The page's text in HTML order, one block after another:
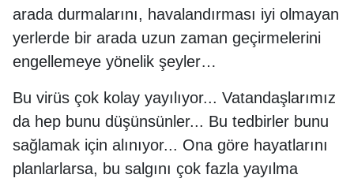
arada durmalarını, havalandırması iyi olmayan
yerlerde bir arada uzun zaman geçirmelerini
engellemeye yönelik şeyler…
Bu virüs çok kolay yayılıyor... Vatandaşlarımız
da hep bunu düşünsünler... Bu tedbirler bunu
sağlamak için alınıyor... Ona göre hayatlarını
planlarlarsa, bu salgını çok fazla yayılma